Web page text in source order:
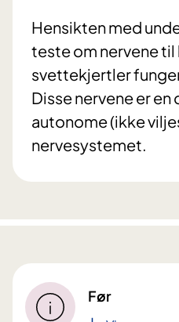
Hensikten med
teste om nervene
svettekjertler
Disse nervene er en
autonome (ikke
nervesystemet.
Før